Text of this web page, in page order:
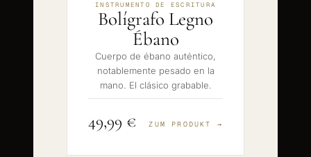
INSTRUMENTO DE ESCRITURA
Bolígrafo Legno
Ébano
Cuerpo de ébano auténtico,
notablemente pesado en la
mano. El clásico grabable.
49,99 € ZUM PRODUKT →